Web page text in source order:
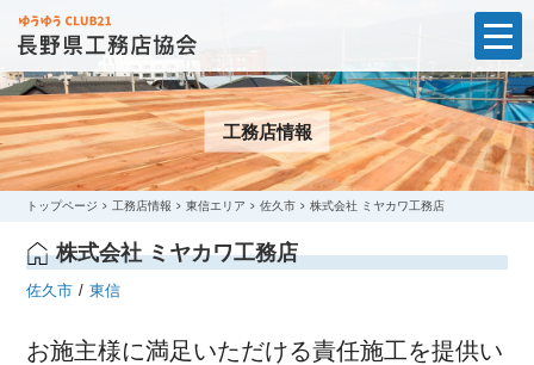
t
o
g
g
l
e
n
a
v
t
i
工務店情報
トップページ 工務店情報 東信エリア 佐久市 株式会社 ミヤカワ工務店
株式会社 ミヤカワ工務店
佐久市 東信
お施主様に満足いただける責任施工を提供い